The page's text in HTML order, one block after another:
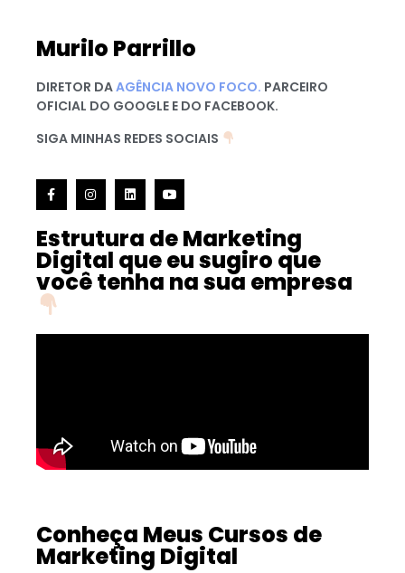
Murilo Parrillo
DIRETOR DAAGÊNCIA NOVO FOCO. PARCEIRO
OFICIAL DO GOOGLE E DO FACEBOOK.
SIGA MINHAS REDES SOCIAIS
Estrutura de Marketing
Digital que eu sugiro que
você tenha na sua empresa
Conheça Meus Cursos de
Marketing Digital